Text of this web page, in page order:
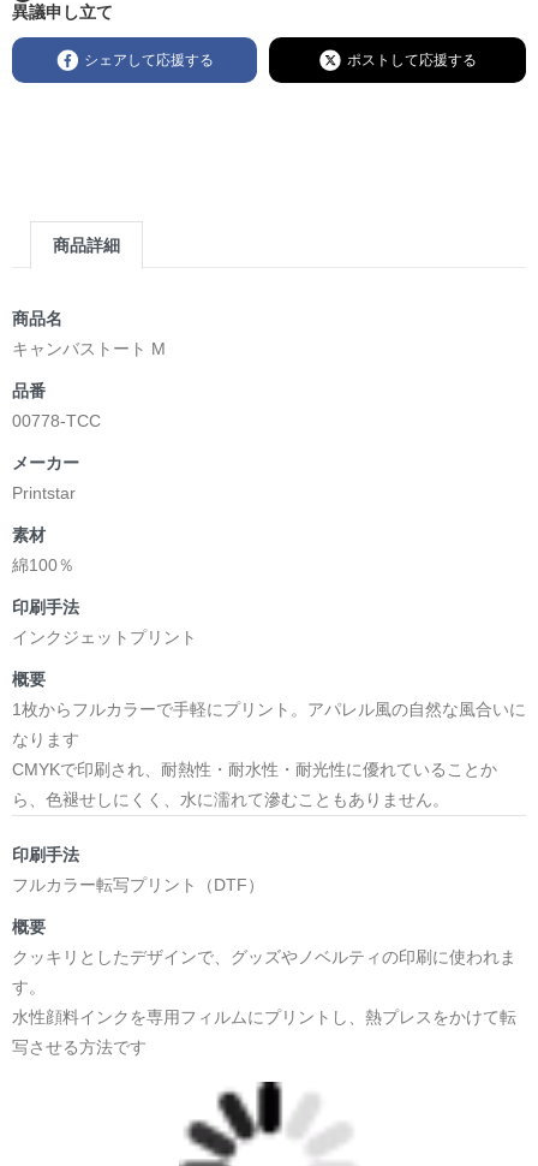
異議申し立て
シェアして応援する ポストして応援する
商品詳細
商品名
キャンバストート M
品番
00778-TCC
メーカー
Printstar
素材
綿100％
印刷手法
インクジェットプリント
概要
1枚からフルカラーで手軽にプリント。アパレル風の自然な風合いに
なります
CMYKで印刷され、耐熱性・耐水性・耐光性に優れていることか
ら、色褪せしにくく、水に濡れて滲むこともありません。
印刷手法
フルカラー転写プリント（DTF）
概要
クッキリとしたデザインで、グッズやノベルティの印刷に使われま
す。
水性顔料インクを専用フィルムにプリントし、熱プレスをかけて転
写させる方法です